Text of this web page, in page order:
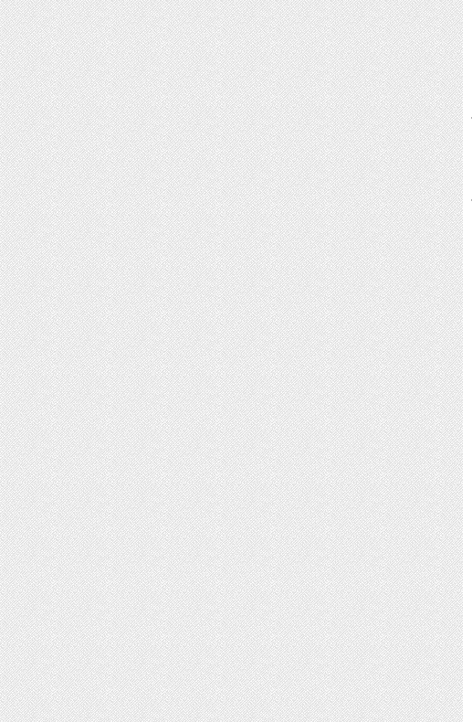
دوشنبه ۵ مرداد ۱۴۰۵
1 هفته قبل
قیمت محصولات ایران‌خودرو و سایپا یکشنبه
۴ مرداد ۱۴۰۵
1 هفته قبل
قیمت روز محصولات ایران‌خودرو و سایپا
شنبه ۳ مرداد ۱۴۰۵
1 هفته قبل
ثبت‌نام بیش از ۱۵ هزار داوطلب دستیاری
آموزشی تا امروز/ مهلت ثبت نام تمدید شد
1 هفته قبل
افزایش دما در نیمه شمالی کشور از امروز
تا یکشنبه